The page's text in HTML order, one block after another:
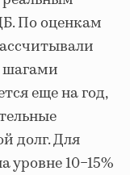
По оценкам
шагами
еще на год,
долг. Для
уровне 10−15%